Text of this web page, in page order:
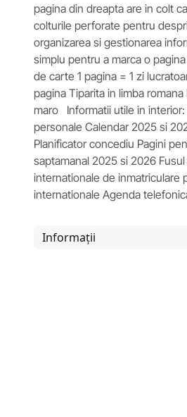
pagina din dreapta are in colt
colturile perforate pentru
organizarea si gestionarea
simplu pentru a marca o
de carte 1 pagina = 1 zi
pagina Tiparita in limba
maro Informatii utile in
personale Calendar 2025 si
Planificator concediu Pagini
saptamanal 2025 si 2026
internationale de inmatriculare
internationale Agenda
Informații